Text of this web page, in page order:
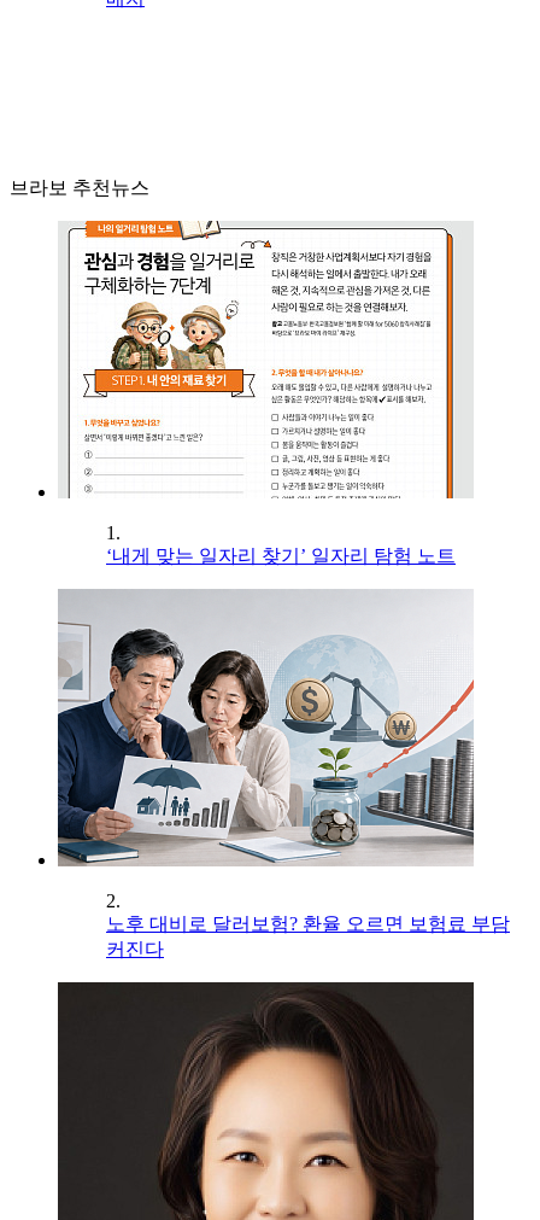
브라보 추천뉴스
1.
‘내게 맞는 일자리 찾기’ 일자리 탐험 노트
2.
노후 대비로 달러보험? 환율 오르면 보험료 부담
커진다